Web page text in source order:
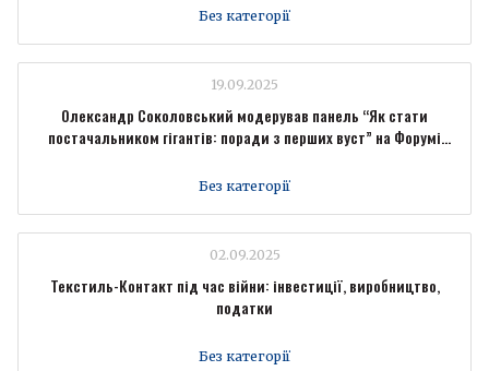
Без категорії
19.09.2025
Олександр Соколовський модерував панель “Як стати
постачальником гігантів: поради з перших вуст” на Форумі
Без категорії
02.09.2025
Текстиль-Контакт під час війни: інвестиції, виробництво,
податки
Без категорії